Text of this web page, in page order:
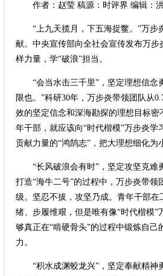
作者：赵莹 稿源：时评界 编辑：
“上九天揽月，下五海捉鳖。”­­­­万步
献。中央宣传部向全社会宣传发布万
样力量，学“破浪”担当。
“会当水击三千里”，坚定理想信念
限也。”科研30年，万步炎带领团队从
效的坚定信念和深海勘探的理想目标
年干部，就应该向“时代楷模”万步炎
贡献力量的“鸿鹄志”，把大理想细化为
“长风破浪会有时”，坚定攻坚克难
打造“海牛二号”的过程中，万步炎带
级。坚忍不拔，攻坚乃成。青年干部在
绪、步履维艰，但是唯有像“时代楷模
够真正在“啃硬骨头”的过程中锻炼自
力。
“积水成渊蛟龙兴”，坚定奉献精神